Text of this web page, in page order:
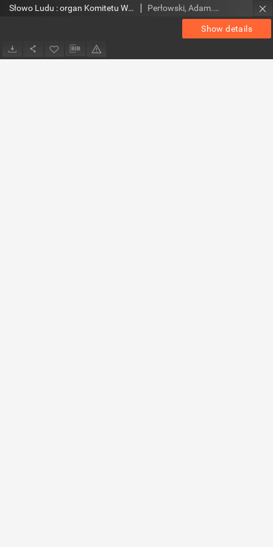
Show details
Słowo Ludu : organ Komitetu Wojewódzkiego Polskiej Zjednoczonej Partii Robotniczej, 1957, R.9, nr 276 Perłowski, Adam. Red.